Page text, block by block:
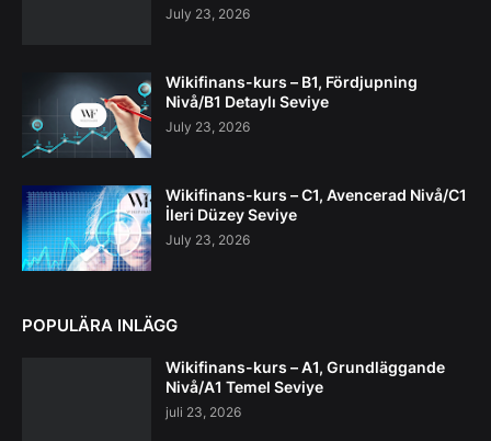
July 23, 2026
Wikifinans-kurs – B1, Fördjupning
Nivå/B1 Detaylı Seviye
July 23, 2026
Wikifinans-kurs – C1, Avencerad Nivå/C1
İleri Düzey Seviye
July 23, 2026
POPULÄRA INLÄGG
Wikifinans-kurs – A1, Grundläggande
Nivå/A1 Temel Seviye
juli 23, 2026